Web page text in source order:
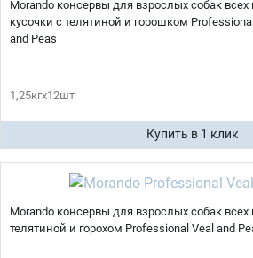
Morando консервы для взрослых собак
кусочки с телятиной и горошком
and Peas
1,25кгх12шт
Купить в 1 клик
Morando консервы для взрослых собак всех
телятиной и горохом Professional Veal and